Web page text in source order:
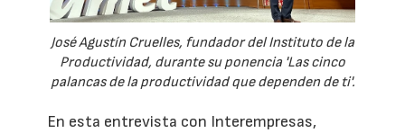
José Agustín Cruelles, fundador del Instituto de la
Productividad, durante su ponencia 'Las cinco
palancas de la productividad que dependen de ti'.
En esta entrevista con Interempresas,